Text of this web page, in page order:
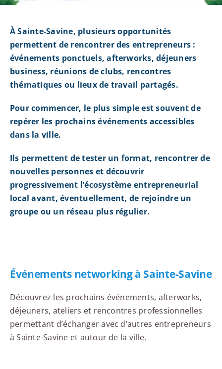
À Sainte-Savine, plusieurs opportunités
permettent de rencontrer des entrepreneurs :
événements ponctuels, afterworks, déjeuners
business, réunions de clubs, rencontres
thématiques ou lieux de travail partagés.
Pour commencer, le plus simple est souvent de
repérer les prochains événements accessibles
dans la ville.
Ils permettent de tester un format, rencontrer de
nouvelles personnes et découvrir
progressivement l’écosystème entrepreneurial
local avant, éventuellement, de rejoindre un
groupe ou un réseau plus régulier.
Événements networking à Sainte-Savine
Découvrez les prochains événements, afterworks,
déjeuners, ateliers et rencontres professionnelles
permettant d’échanger avec d’autres entrepreneurs
à Sainte-Savine et autour de la ville.